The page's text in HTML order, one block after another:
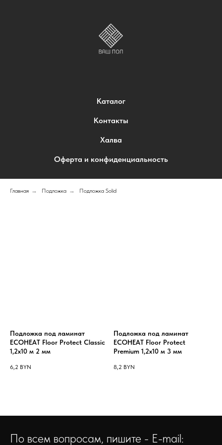
Каталог
Контакты
Халва
Оферта и конфиденциальность
Главная → Подложка → Подложка Solid
Подложка под ламинат
ECOHEAT Floor Protect Classic
1,2х10 м 2 мм
6,2 BYN
Подложка под ламинат
ECOHEAT Floor Protect
Premium 1,2х10 м 3 мм
8,2 BYN
По всем вопросам, пишите - E-mail: